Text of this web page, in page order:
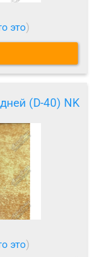
это)
(D-40) NK
это)